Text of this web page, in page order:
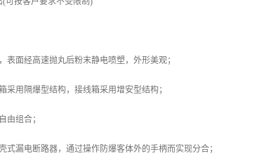
表面经高速抛丸后粉末静电喷塑，外形美观；
采用隔爆型结构，接线箱采用增安型结构；
由组合；
式漏电断路器，通过操作防爆客体外的手柄而实现分合；